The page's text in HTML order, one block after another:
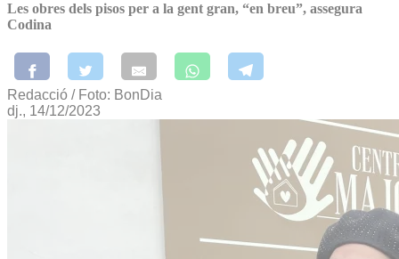
Les obres dels pisos per a la gent gran, “en breu”, assegura
Codina
Redacció / Foto: BonDia
dj., 14/12/2023